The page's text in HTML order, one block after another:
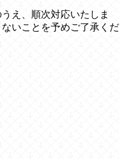
え、順次対応いたしま
いことを予めご了承くだ